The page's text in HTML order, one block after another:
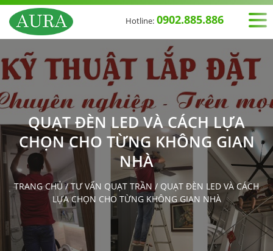
Hotline: 0902.885.886
QUẠT ĐÈN LED VÀ CÁCH LỰA
CHỌN CHO TỪNG KHÔNG GIAN
NHÀ
TRANG CHỦ/TƯ VẤN QUẠT TRẦN / QUẠT ĐÈN LED VÀ CÁCH
LỰA CHỌN CHO TỪNG KHÔNG GIAN NHÀ